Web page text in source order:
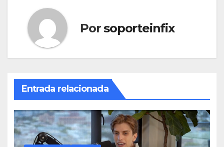
Porsoporteinfix
Entrada relacionada